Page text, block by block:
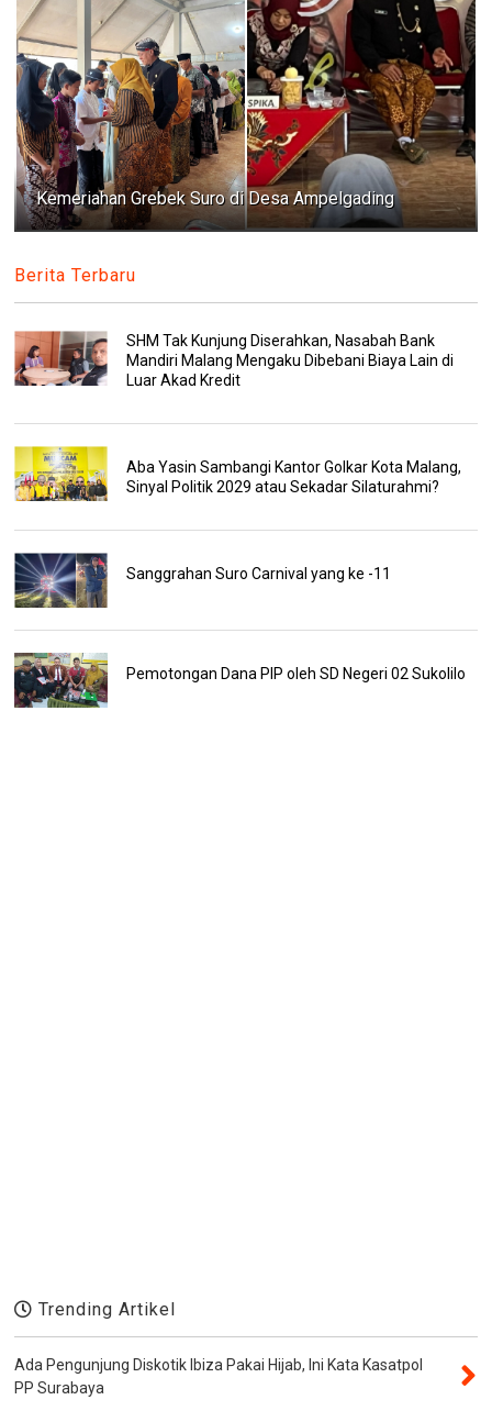
Kemeriahan Grebek Suro di Desa Ampelgading
Berita Terbaru
SHM Tak Kunjung Diserahkan, Nasabah Bank
Mandiri Malang Mengaku Dibebani Biaya Lain di
Luar Akad Kredit
Aba Yasin Sambangi Kantor Golkar Kota Malang,
Sinyal Politik 2029 atau Sekadar Silaturahmi?
Sanggrahan Suro Carnival yang ke -11
Pemotongan Dana PIP oleh SD Negeri 02 Sukolilo
Trending Artikel
Ada Pengunjung Diskotik Ibiza Pakai Hijab, Ini Kata Kasatpol
PP Surabaya